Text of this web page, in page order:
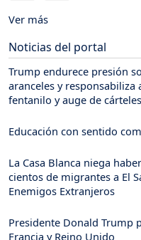
Ver más
Noticias del portal
Trump endurece presión
aranceles y
fentanilo y auge de
Educación con sentido
La Casa Blanca niega
cientos de migrantes a El
Enemigos Extranjeros
Presidente Donald Trump
Francia y Reino Unido